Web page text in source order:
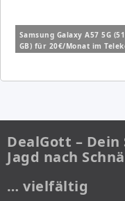
Samsung Galaxy A57 5G
GB) für 20€/Monat im
DealGott –
Jagd nach
… vielfältig